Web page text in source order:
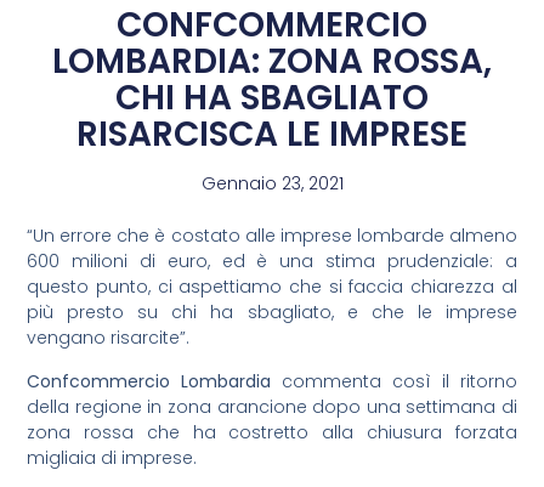
CONFCOMMERCIO
LOMBARDIA: ZONA ROSSA,
CHI HA SBAGLIATO
RISARCISCA LE IMPRESE
Gennaio 23, 2021
“Un errore che è costato alle imprese lombarde almeno
600 milioni di euro, ed è una stima prudenziale: a
questo punto, ci aspettiamo che si faccia chiarezza al
più presto su chi ha sbagliato, e che le imprese
vengano risarcite”.
Confcommercio Lombardia commenta così il ritorno
della regione in zona arancione dopo una settimana di
zona rossa che ha costretto alla chiusura forzata
migliaia di imprese.